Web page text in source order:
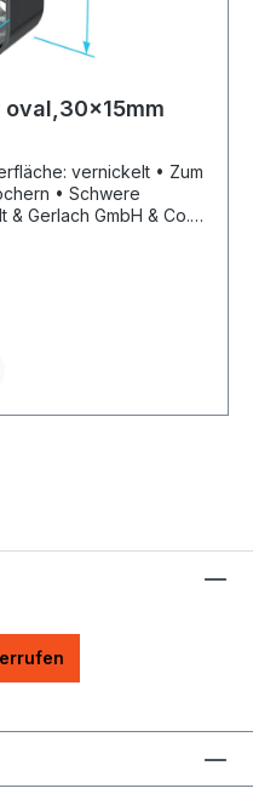
oval,30x15mm
vernickelt • Zum
Gerlach GmbH & Co.